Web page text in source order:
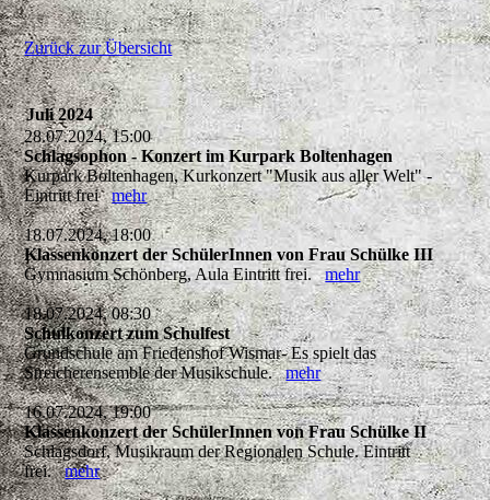
Zurück zur Übersicht
Juli 2024
28.07.2024, 15:00
Schlagsophon - Konzert im Kurpark Boltenhagen
Kurpark Boltenhagen, Kurkonzert "Musik aus aller Welt" -
Eintritt freimehr
18.07.2024, 18:00
Klassenkonzert der SchülerInnen von Frau Schülke III
Gymnasium Schönberg, Aula Eintritt frei.mehr
18.07.2024, 08:30
Schulkonzert zum Schulfest
Grundschule am Friedenshof Wismar- Es spielt das
Streicherensemble der Musikschule.mehr
16.07.2024, 19:00
Klassenkonzert der SchülerInnen von Frau Schülke II
Schlagsdorf, Musikraum der Regionalen Schule. Eintritt
frei.mehr